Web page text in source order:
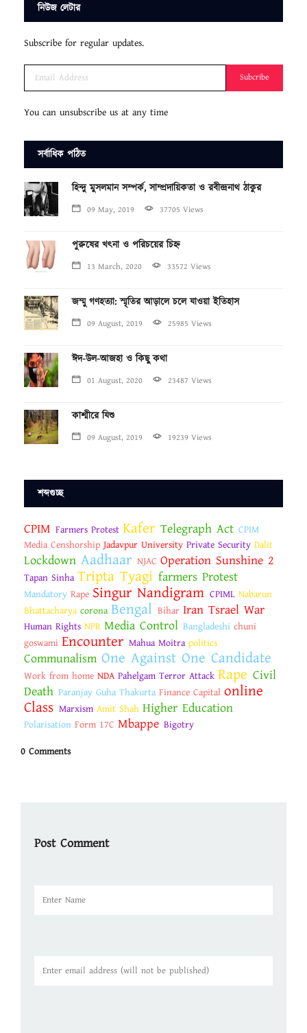
নিউজ লেটার
Subscribe for regular updates.
Subcribe
You can unsubscribe us at any time
সর্বাধিক পঠিত
হিন্দু মুসলমান সম্পর্ক, সাম্প্রদায়িকতা ও রবীন্দ্রনাথ ঠাকুর
09 May, 2019 37705 Views
পুরুষের খৎনা ও পরিচয়ের চিহ্ন
13 March, 2020 33572 Views
জম্মু গণহত্যা: স্মৃতির আড়ালে চলে যাওয়া ইতিহাস
09 August, 2019 25985 Views
ঈদ-উল-আজহা ও কিছু কথা
01 August, 2020 23487 Views
কাশ্মীরে যিশু
09 August, 2019 19239 Views
শব্দগুচ্ছ
CPIM Farmers Protest Kafer Telegraph Act CPIM
Media Censhorship Jadavpur University Private Security Dalit
Lockdown Aadhaar NJAC Operation Sunshine 2
Tapan Sinha Tripta Tyagi farmers Protest
Mandatory Rape Singur Nandigram CPIML Nabarun
Bhattacharya corona Bengal Bihar Iran Tsrael War
Human Rights NPR Media Control Bangladeshi chuni
goswami Encounter Mahua Moitra politics
Communalism One Against One Candidate
Work from home NDA Pahelgam Terror Attack Rape Civil
Death Paranjay Guha Thakurta Finance Capital online
Class Marxism Amit Shah Higher Education
Polarisation Form 17C Mbappe Bigotry
0 Comments
Post Comment